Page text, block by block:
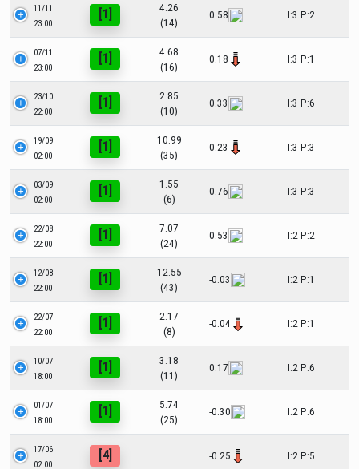
11/11
23:00
[1]
4.26
(14)
0.58 I:3 P:2
07/11
23:00
[1]
4.68
(16)
0.18 I:3 P:1
23/10
22:00
[1]
2.85
(10)
0.33 I:3 P:6
19/09
02:00
[1]
10.99
(35)
0.23 I:3 P:3
03/09
02:00
[1]
1.55
(6)
0.76 I:3 P:3
22/08
22:00
[1]
7.07
(24)
0.53 I:2 P:2
12/08
22:00
[1]
12.55
(43)
-0.03 I:2 P:1
22/07
22:00
[1]
2.17
(8)
-0.04 I:2 P:1
10/07
18:00
[1]
3.18
(11)
0.17 I:2 P:6
01/07
18:00
[1]
5.74
(25)
-0.30 I:2 P:6
17/06
02:00
[4] -0.25 I:2 P:5